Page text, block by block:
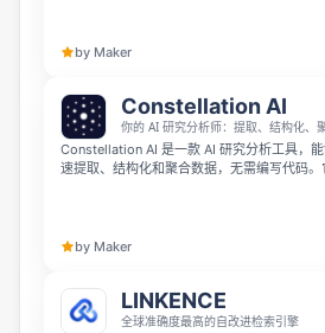
by Maker
Constellation AI
你的 AI 研究分析师：提取、结构化、
Constellation AI 是一款 AI 研究分析工具，
速提取、结构化和聚合数据，无需编写代码。
by Maker
LINKENCE
全球准确度最高的自改进检索引擎